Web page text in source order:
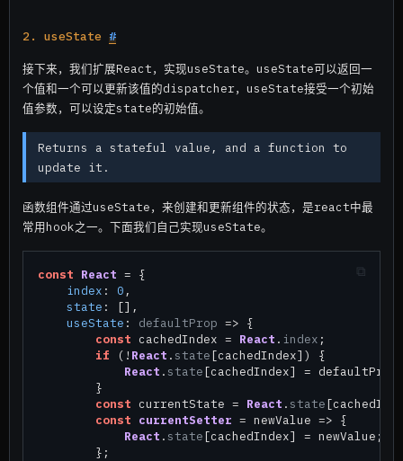
2. useState #
接下来，我们扩展React，实现useState。useState可以返回一
个值和一个可以更新该值的dispatcher，useState接受一个初始
值参数，可以设定state的初始值。
Returns a stateful value, and a function to
update it.
函数组件通过useState，来创建和更新组件的状态，是react中最
常用hook之一。下面我们自己实现useState。
const React = {
index : 0 ,
state : [],
useState : defaultProp => {
const cachedIndex = React . index ;
if (! React .state[cachedIndex]) {
React .state[cachedIndex] =
        }
const currentState = React .state
const
currentSetter = newValue => {
React .state[cachedIndex] = newValue;
        };